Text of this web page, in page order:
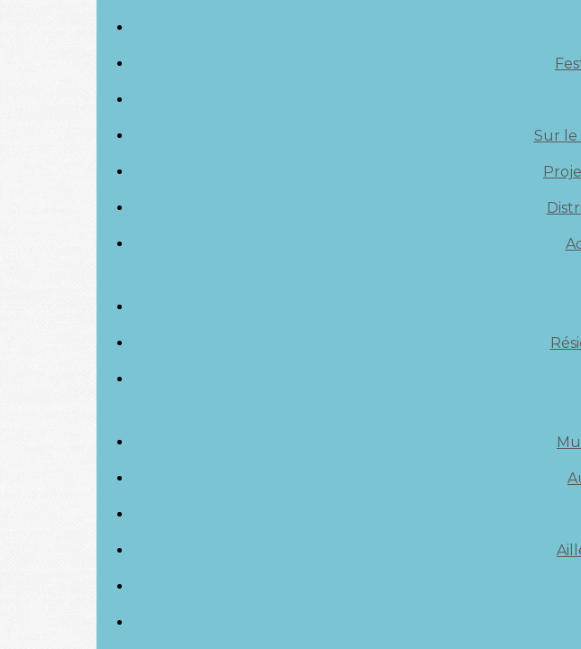
Sur le